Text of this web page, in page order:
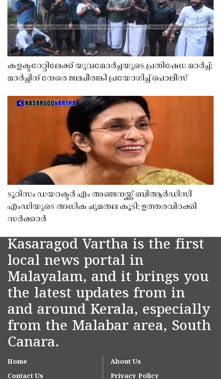
കളക്ടറേറ്റിലേക്ക് യുവമോർച്ചയുടെ പ്രതിഷേധ മാർച്ച്;
മാർച്ചിന് നേരെ ജലപീരങ്കി പ്രയോഗിച്ച് പൊലീസ്
ടൂറിസം ഡയറക്ടർ എം അഞ്ജനയ്ക്ക് ബിആർഡിസി
എംഡിയുടെ അധിക ചുമതല കൂടി; ഉത്തരവിറക്കി
സർക്കാർ
Kasaragod Vartha is the first
local news portal in
Malayalam, and it brings you
the latest updates from in
and around Kerala, especially
from the Malabar area, South
Canara.
Home
About Us
Contact Us
Privacy Policy